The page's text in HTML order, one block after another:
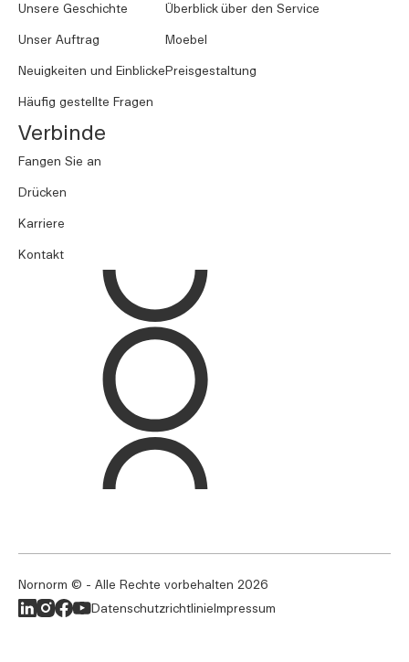
Unsere Geschichte
Unser Auftrag
Neuigkeiten und Einblicke
Häufig gestellte Fragen
Überblick über den Service
Moebel
Preisgestaltung
Verbinde
Fangen Sie an
Drücken
Karriere
Kontakt
Nornorm © - Alle Rechte vorbehalten 2026
DatenschutzrichtlinieImpressum